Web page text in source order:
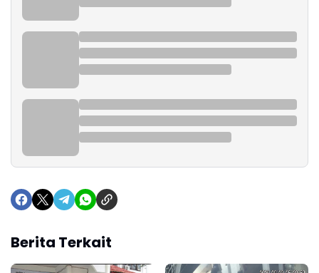
Berita Terkait